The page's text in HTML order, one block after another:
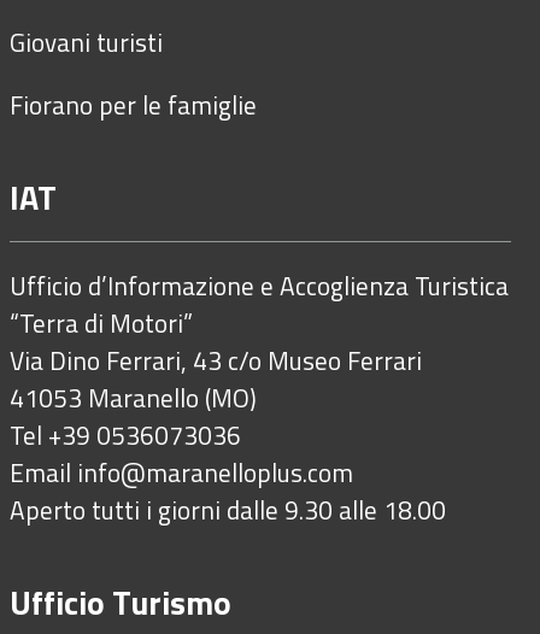
Giovani turisti
Fiorano per le famiglie
IAT
Ufficio d’Informazione e Accoglienza Turistica
“Terra di Motori”
Via Dino Ferrari, 43 c/o Museo Ferrari
41053 Maranello (MO)
Tel +39 0536073036
Email info@maranelloplus.com
Aperto tutti i giorni dalle 9.30 alle 18.00
Ufficio Turismo